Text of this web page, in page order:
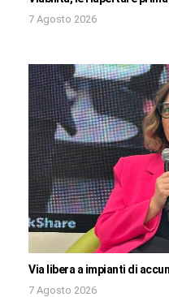
7 Agosto 2026
Via libera a impianti di
7 Agosto 2026